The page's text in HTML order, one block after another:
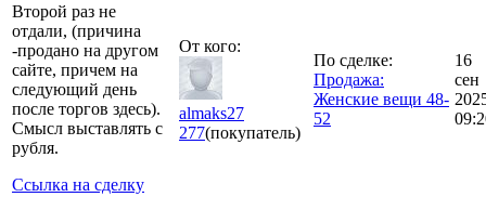
Второй раз не
отдали, (причина
-продано на другом
сайте, причем на
следующий день
после торгов здесь).
Смысл выставлять с
рубля.
Ссылка на сделку
От кого:
almaks27
277(покупатель)
По сделке:
Продажа:
Женские вещи 48-
52
16
сен